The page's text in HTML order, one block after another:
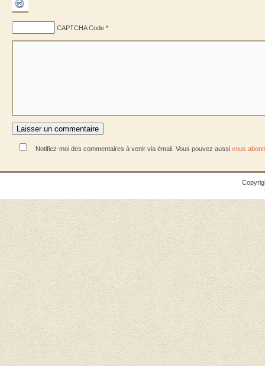
CAPTCHA Code *
Notifiez-moi des commentaires à venir via émail. Vous pouvez aussi vous